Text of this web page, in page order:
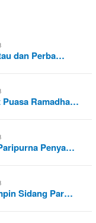
dan Perba…
Puasa Ramadha…
Penya…
Sidang Par…